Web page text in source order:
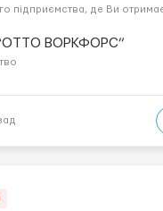
підприємства, де Ви
відповідно до Ваших
Форма пр...
ВОРКФОРС”